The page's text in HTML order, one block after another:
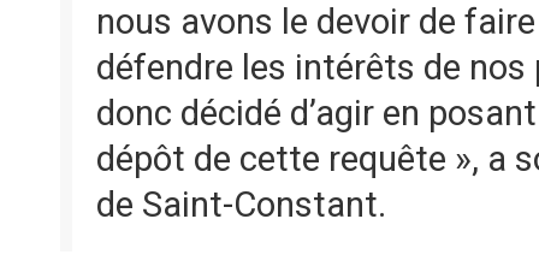
nous avons le devoir de
défendre les intérêts de
donc décidé d’agir en
dépôt de cette requête », a
de Saint-Constant.